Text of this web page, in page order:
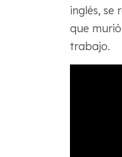
inglés, se
que
trabajo.